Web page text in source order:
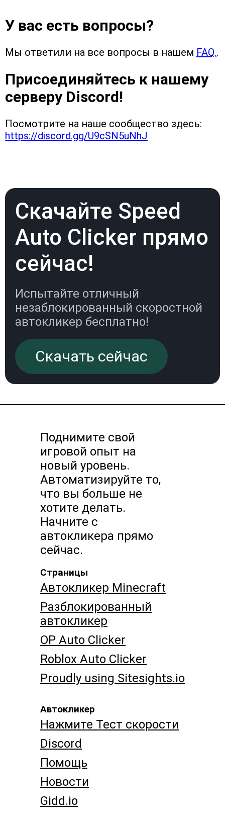
У вас есть вопросы?
Мы ответили на все вопросы в нашем FAQ..
Присоединяйтесь к нашему
серверу Discord!
https://discord.gg/U9cSN5uNhJ
Скачайте Speed
Auto Clicker прямо
сейчас!
Испытайте отличный
незаблокированный скоростной
автокликер бесплатно!
Скачать сейчас
Поднимите свой
игровой опыт на
новый уровень.
Автоматизируйте то,
что вы больше не
хотите делать.
Начните с
автокликера прямо
сейчас.
Страницы
Автокликер Minecraft
Разблокированный
автокликер
OP Auto Clicker
Roblox Auto Clicker
Proudly using Sitesights.io
Автокликер
Нажмите Тест скорости
Discord
Помощь
Новости
Gidd.io